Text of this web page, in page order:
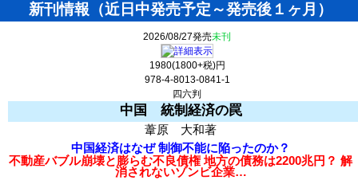
新刊情報（近日中発売予定～発売後１ヶ月）
2026/08/27発売未刊
1980(1800+税)円
978-4-8013-0841-1
四六判
中国 統制経済の罠
葦原 大和著
中国経済はなぜ 制御不能に陥ったのか？
不動産バブル崩壊と膨らむ不良債権 地方の債務は2200兆円？ 解
消されないゾンビ企業…